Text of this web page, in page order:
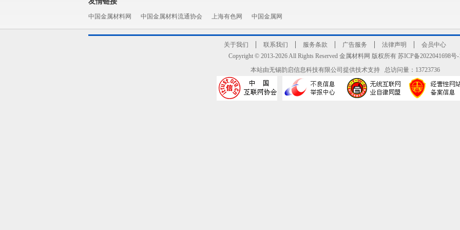
中国金属材料网 中国金属材料流通协会 上海有色网 中国金属网
关于我们 联系我们 服务条款 广告服务 法律声明
会员中心
Copyright © 2013-2026 All Rights Reserved 金属材料网 版权所有 苏ICP备2022041698号-
本站由无锡韵启信息科技有限公司提供技术支持 总访问量：13723736